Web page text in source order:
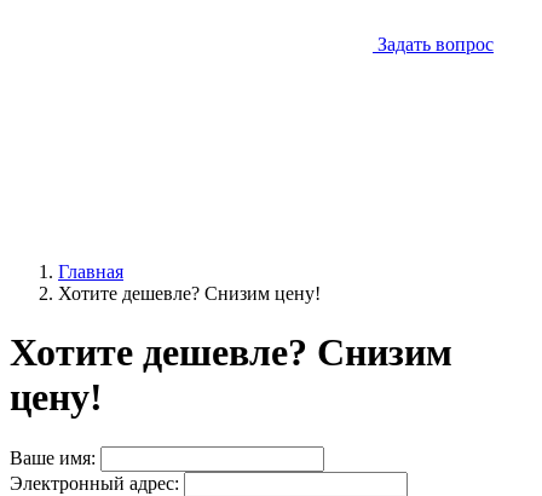
Задать вопрос
Главная
Хотите дешевле? Снизим цену!
Хотите дешевле? Снизим
цену!
Ваше имя:
Электронный адрес: